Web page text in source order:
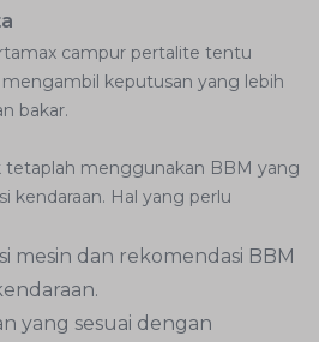
campur pertalite tentu
keputusan yang lebih
bakar.
tetaplah menggunakan BBM yang
kendaraan. Hal yang perlu
mesin dan rekomendasi BBM
yang sesuai dengan